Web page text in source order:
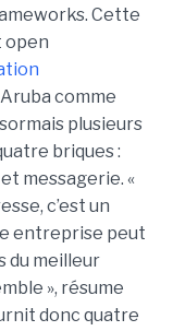
Cette
open
comme
plusieurs
briques :
messagerie. «
c’est un
entreprise peut
du meilleur
», résume
donc quatre